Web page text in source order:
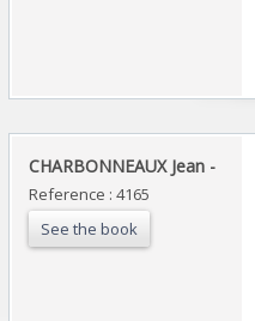
‎CHARBONNEAUX Jean - ‎
Reference : 4165
See the book